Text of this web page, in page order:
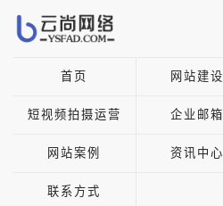
首页 网站建设
短视频拍摄运营 企业邮箱
网站案例 资讯中心
联系方式